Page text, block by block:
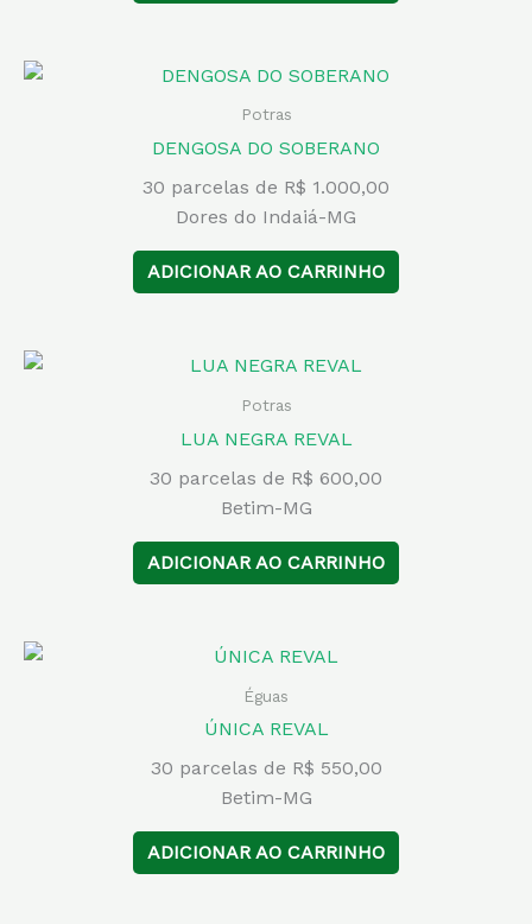
Potras
DENGOSA DO SOBERANO
30 parcelas de R$ 1.000,00
Dores do Indaiá-MG
ADICIONAR AO CARRINHO
Potras
LUA NEGRA REVAL
30 parcelas de R$ 600,00
Betim-MG
ADICIONAR AO CARRINHO
Éguas
ÚNICA REVAL
30 parcelas de R$ 550,00
Betim-MG
ADICIONAR AO CARRINHO